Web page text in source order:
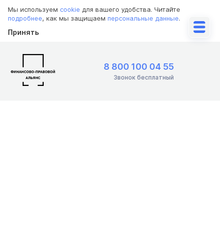
Мы используем cookie для вашего удобства. Читайте
подробнее, как мы защищаем персональные данные.
Принять
8 800 100 04 55
Звонок бесплатный